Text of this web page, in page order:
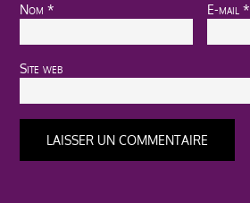
Nom* E-mail*
Site web